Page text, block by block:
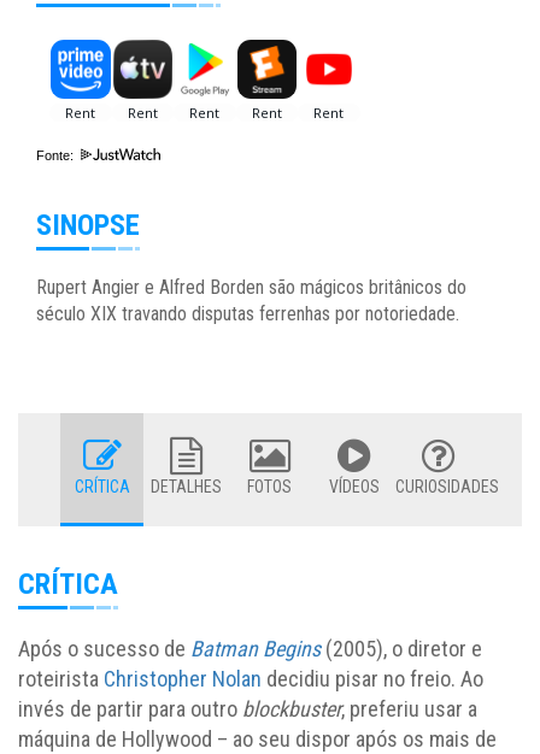
Fonte:
SINOPSE
Rupert Angier e Alfred Borden são mágicos britânicos do
século XIX travando disputas ferrenhas por notoriedade.
CRÍTICA DETALHES FOTOS VÍDEOS CURIOSIDADES
CRÍTICA
Após o sucesso de Batman Begins(2005), o diretor e
roteirista Christopher Nolan decidiu pisar no freio. Ao
invés de partir para outro blockbuster, preferiu usar a
máquina de Hollywood – ao seu dispor após os mais de